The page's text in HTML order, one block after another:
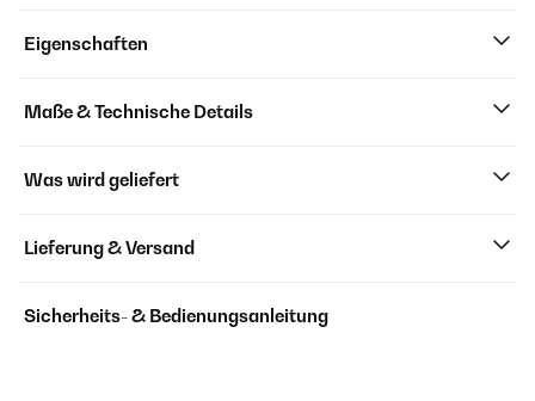
Eigenschaften
Maße & Technische Details
Was wird geliefert
Lieferung & Versand
Sicherheits- & Bedienungsanleitung